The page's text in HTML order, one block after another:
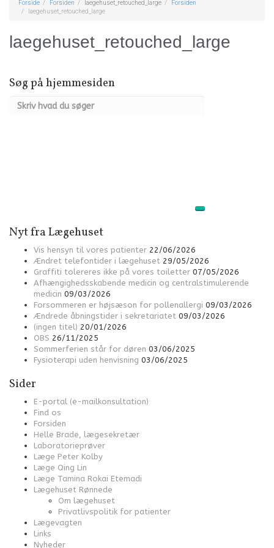
Forside Forsiden laegehuset_retouched_large
Forsiden
laegehuset_retouched_large
laegehuset_retouched_large
Søg på hjemmesiden
Nyt fra Lægehuset
Vis hensyn til vores patienter 22/06/2026
Ændret telefontider i lægehuset 29/05/2026
Graffiti tolereres ikke på vores toiletter 07/05/2026
Afhængighedsskabende medicin og centralstimulerende
medicin 09/03/2026
Forsommeren er højsæson for pollenallergi 09/03/2026
Ændrede åbningstider i sekretariatet 09/03/2026
(ingen titel) 20/01/2026
OBS 26/11/2025
Sommerferien står for døren 03/06/2025
Fysioterapi uden henvisning 03/06/2025
Sider
E-portal (e-mailkonsultation)
Find os
Forsiden
Helle Brade, lægesekretær
Laboratorieprøver
Læge Peter Kolby
Læge Qing Lin
Læge Tamina Rokai Etemadi
Lægehuset Rønnede
Om lægehuset
Privatlivspolitik for patienter
Lægevagten
Links
Nyheder